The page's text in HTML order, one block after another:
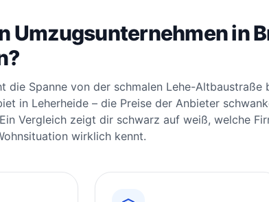
Umzugsunternehmen in
die Spanne von der schmalen Lehe-Altbaustraße
in Leherheide – die Preise der Anbieter
Vergleich zeigt dir schwarz auf weiß, welche
wirklich kennt.